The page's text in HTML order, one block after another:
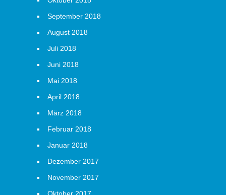
September 2018
August 2018
Juli 2018
Juni 2018
Mai 2018
April 2018
März 2018
Februar 2018
Januar 2018
Dezember 2017
November 2017